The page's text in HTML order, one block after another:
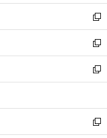
開
く
ウ
で
開
く
ン
ド
ウ
で
開
く
ウ
ィ
ン
ド
ウ
で
開
し
い
ウ
ィ
ン
ド
ウ
開
く
新
し
い
ウ
ィ
ン
ウ
で
開
新
し
い
ウ
ン
ド
ウ
新
し
ウ
ィ
ン
新